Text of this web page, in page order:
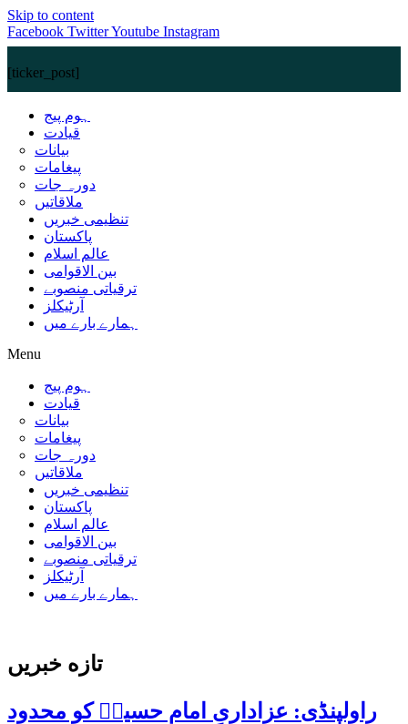
Skip to content
Facebook TwitterYoutube Instagram
[ticker_post]
ہوم پیج
قیادت
بیانات
پیغامات
دورہ جات
ملاقاتیں
تنظیمی خبریں
پاکستان
عالم اسلام
بین الاقوامی
ترقیاتی منصوبے
آرٹیکلز
ہمارے بارے میں
Menu
ہوم پیج
قیادت
بیانات
پیغامات
دورہ جات
ملاقاتیں
تنظیمی خبریں
پاکستان
عالم اسلام
بین الاقوامی
ترقیاتی منصوبے
آرٹیکلز
ہمارے بارے میں
تازه خبریں
راولپنڈی: عزاداریِ امام حسینؑ کو محدود